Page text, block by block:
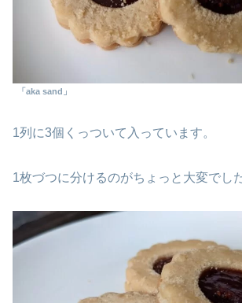
「aka sand」
1列に3個くっついて入っています。
1枚づつに分けるのがちょっと大変でした